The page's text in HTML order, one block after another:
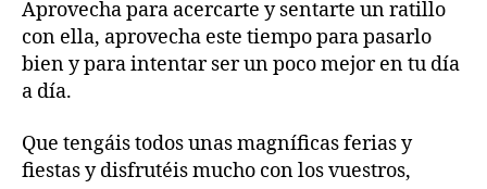
Aprovecha para acercarte y sentarte un ratillo
con ella, aprovecha este tiempo para pasarlo
bien y para intentar ser un poco mejor en tu día
a día.
Que tengáis todos unas magníficas ferias y
fiestas y disfrutéis mucho con los vuestros,